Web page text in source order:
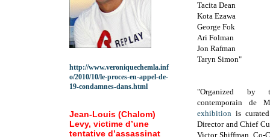
Tacita Dean
Kota Ezawa
George Fok
Ari Folman
Jon Rafman
Taryn Simon"
"Organized by
contemporain de
exhibition is
Director and Chief
Victor Shiffman, Co-
http://www.veroniquechemla.inf
o/2010/10/le-proces-en-appel-de-
19-condamnes-dans.html
Jean-Louis (Chalom)
Levy, victime d’une
tentative d’assassinat